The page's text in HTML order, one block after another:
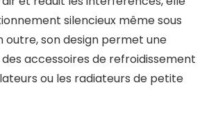
silencieux même sous
outre, son design permet une
accessoires de refroidissement
ou les radiateurs de petite